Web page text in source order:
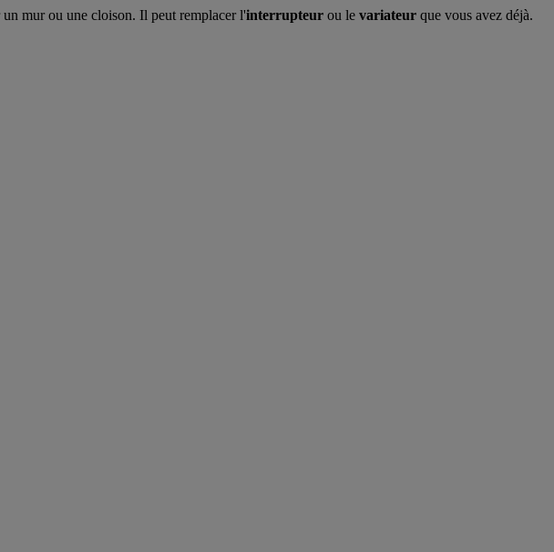
mur ou une cloison. Il peut remplacer l'interrupteur ou le variateur que vous avez déjà.